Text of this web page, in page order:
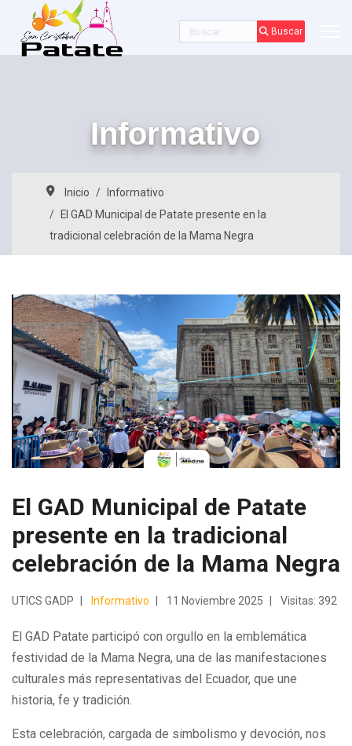
Buscar Buscar
Informativo
Inicio
Informativo
El GAD Municipal de Patate presente en la
tradicional celebración de la Mama Negra
El GAD Municipal de Patate
presente en la tradicional
celebración de la Mama Negra
UTICS GADP Informativo 11 Noviembre 2025 Visitas: 392
El GAD Patate participó con orgullo en la emblemática
festividad de la Mama Negra, una de las manifestaciones
culturales más representativas del Ecuador, que une
historia, fe y tradición.
Esta celebración, cargada de simbolismo y devoción, nos